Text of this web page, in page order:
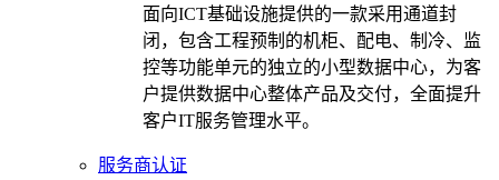
面向ICT基础设施提供的一款采用通道封
闭，包含工程预制的机柜、配电、制冷、监
控等功能单元的独立的小型数据中心，为客
户提供数据中心整体产品及交付，全面提升
客户IT服务管理水平。
服务商认证